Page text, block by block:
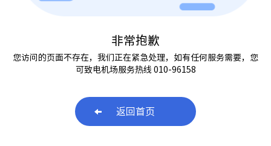
非常抱歉
您访问的页面不存在，我们正在紧急处理，如有任何服务需要，您
可致电机场服务热线 010-96158
返回首页